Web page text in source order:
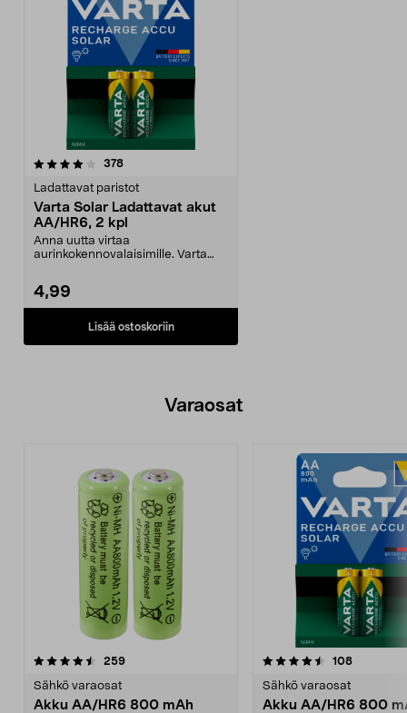
378arvostelut
Ladattavat paristot
Varta Solar Ladattavat akut
AA/HR6, 2 kpl
Anna uutta virtaa
aurinkokennovalaisimille. Varta
4,99
Lisää ostoskoriin
Varaosat
259arvostelut
Sähkö varaosat
Akku AA/HR6 800 mAh
4.5viidestä
108arvostelut
Sähkö varaosat
Akku AA/HR6 800